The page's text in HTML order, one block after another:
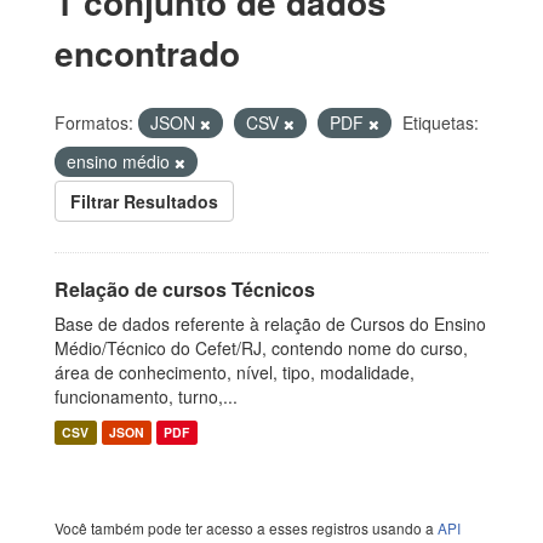
encontrado
Formatos: JSON CSV PDF
Etiquetas:
ensino médio
Filtrar Resultados
Relação de cursos Técnicos
Base de dados referente à relação de Cursos do Ensino
Médio/Técnico do Cefet/RJ, contendo nome do curso,
área de conhecimento, nível, tipo, modalidade,
funcionamento, turno,...
CSV JSON PDF
Você também pode ter acesso a esses registros usando a API